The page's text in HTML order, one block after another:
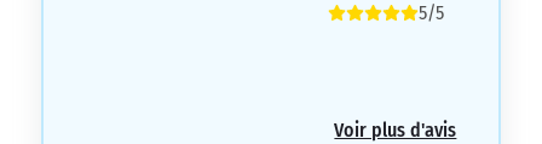
5/5
Voir plus d'avis